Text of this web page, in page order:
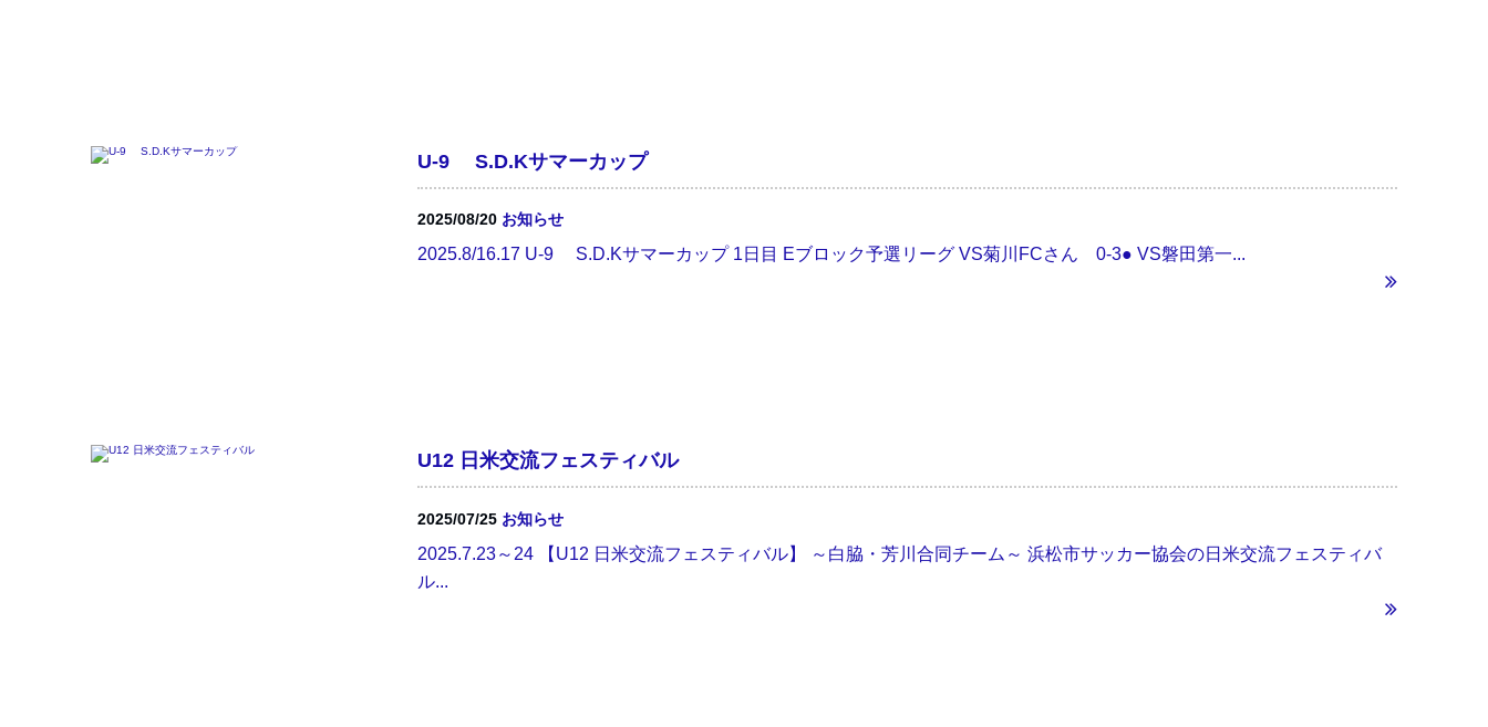
U-9 S.D.Kサマーカップ
2025/08/20 お知らせ
2025.8/16.17 U-9 S.D.Kサマーカップ 1日目 Eブロック予選リーグ VS菊川FCさん 0-3● VS磐田第一...
U12 日米交流フェスティバル
2025/07/25 お知らせ
2025.7.23～24 【U12 日米交流フェスティバル】 ～白脇・芳川合同チーム～ 浜松市サッカー協会の日米交流フェスティバ
ル...